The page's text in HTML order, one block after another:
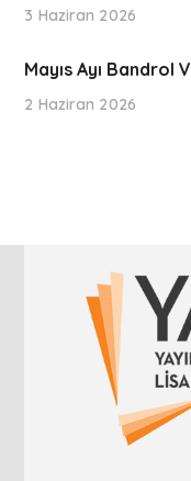
3 Haziran 2026
Mayıs Ayı Bandrol
2 Haziran 2026